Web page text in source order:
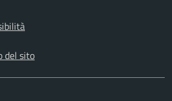
del sito